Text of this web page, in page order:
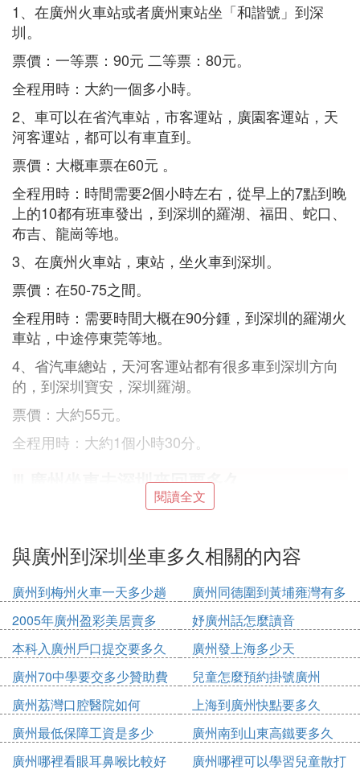
1、在廣州火車站或者廣州東站坐「和諧號」到深
圳。
票價：一等票：90元 二等票：80元。
全程用時：大約一個多小時。
2、車可以在省汽車站，市客運站，廣園客運站，天
河客運站，都可以有車直到。
票價：大概車票在60元 。
全程用時：時間需要2個小時左右，從早上的7點到晚
上的10都有班車發出，到深圳的羅湖、福田、蛇口、
布吉、龍崗等地。
3、在廣州火車站，東站，坐火車到深圳。
票價：在50-75之間。
全程用時：需要時間大概在90分鍾，到深圳的羅湖火
車站，中途停東莞等地。
4、省汽車總站，天河客運站都有很多車到深圳方向
的，到深圳寶安，深圳羅湖。
票價：大約55元。
全程用時：大約1個小時30分。
Ⅲ 廣州坐車去深圳來回要多久
坐高鐵的話比較快，來回差不多一個半小時，汽車比
間，加上買票等車這一些還要久一點
Ⅳ 廣州到深圳多少公里路
147公里。
廣州到深圳的距離是147公里。騎摩托車50公里/小時
要2小時56分鍾；駕駛汽車80公里/小時要1小時50分
鍾；坐火車150公里/小時要58分鍾；坐高鐵250公里/
小時要35分鍾；坐飛機800公里/小時要11分鍾。
廣州是廣東省省會、國家中心城市、超大城市、南部
戰區司令部駐地。是國務院定位的國際大都市、國際
商貿中心、國際綜合交通樞紐、國家綜合性門戶城
閱讀全文
與廣州到深圳坐車多久相關的內容
廣州到梅州火車一天多少趟
廣州同德圍到黃埔雍灣有多
少公里
2005年廣州盈彩美居賣多
少錢
妤廣州話怎麼讀音
本科入廣州戶口提交要多久
廣州發上海多少天
廣州70中學要交多少贊助費
兒童怎麼預約掛號廣州
廣州荔灣口腔醫院如何
上海到廣州快點要多久
廣州最低保障工資是多少
2020
廣州南到山東高鐵要多久
廣州哪裡看眼耳鼻喉比較好
廣州哪裡可以學習兒童散打